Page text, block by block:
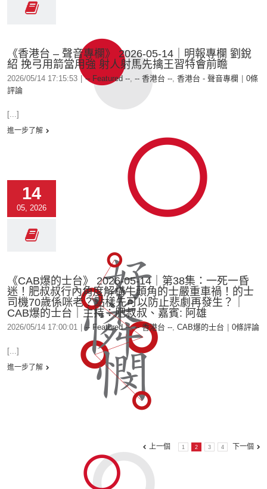
《香港台 – 聲音專欄》 2026-05-14｜明報專欄 劉銳
紹 挽弓用箭當用強 射人射馬先擒王習特會前瞻
2026/05/14 17:15:53 -- Featured --, -- 香港台 --, 香港台 - 聲音專欄
0條
評論
[...]
進一步了解
14
05, 2026
《CAB爆的士台》 2026-05-14｜第38集：一死一昏
迷！肥叔叔行內角度解構牛頭角的士嚴重車禍！的士
司機70歲係咪老？點樣先可以防止悲劇再發生？｜
CAB爆的士台｜主持：肥叔叔、嘉賓: 阿雄
2026/05/14 17:00:01 -- Featured --,-- 香港台 --, CAB爆的士台 0條評論
[...]
進一步了解
上一個 1 2 3 4 下一個